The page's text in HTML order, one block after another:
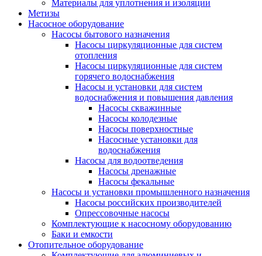
Материалы для уплотнения и изоляции
Метизы
Насосное оборудование
Насосы бытового назначения
Насосы циркуляционные для систем
отопления
Насосы циркуляционные для систем
горячего водоснабжения
Насосы и установки для систем
водоснабжения и повышения давления
Насосы скважинные
Насосы колодезные
Насосы поверхностные
Насосные установки для
водоснабжения
Насосы для водоотведения
Насосы дренажные
Насосы фекальные
Насосы и установки промышленного назначения
Насосы российских производителей
Опрессовочные насосы
Комплектующие к насосному оборудованию
Баки и емкости
Отопительное оборудование